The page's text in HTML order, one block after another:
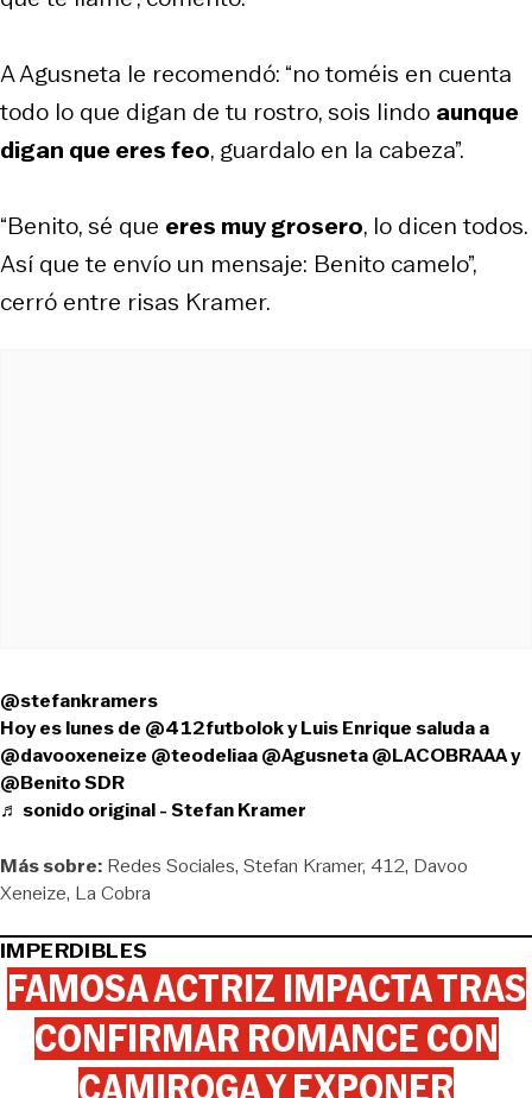
A Agusneta le recomendó: “no toméis en cuenta
todo lo que digan de tu rostro, sois lindo aunque
digan que eres feo, guardalo en la cabeza”.
“Benito, sé que eres muy grosero, lo dicen todos.
Así que te envío un mensaje: Benito camelo”,
cerró entre risas Kramer.
@stefankramers
Hoy es lunes de @412futbolok y Luis Enrique saluda a
@davooxeneize @teodeliaa @Agusneta @LACOBRAAA y
@Benito SDR
♬ sonido original - Stefan Kramer
Más sobre: Redes Sociales Stefan Kramer 412 Davoo
Xeneize La Cobra
IMPERDIBLES
FAMOSA ACTRIZ IMPACTA TRAS
CONFIRMAR ROMANCE CON